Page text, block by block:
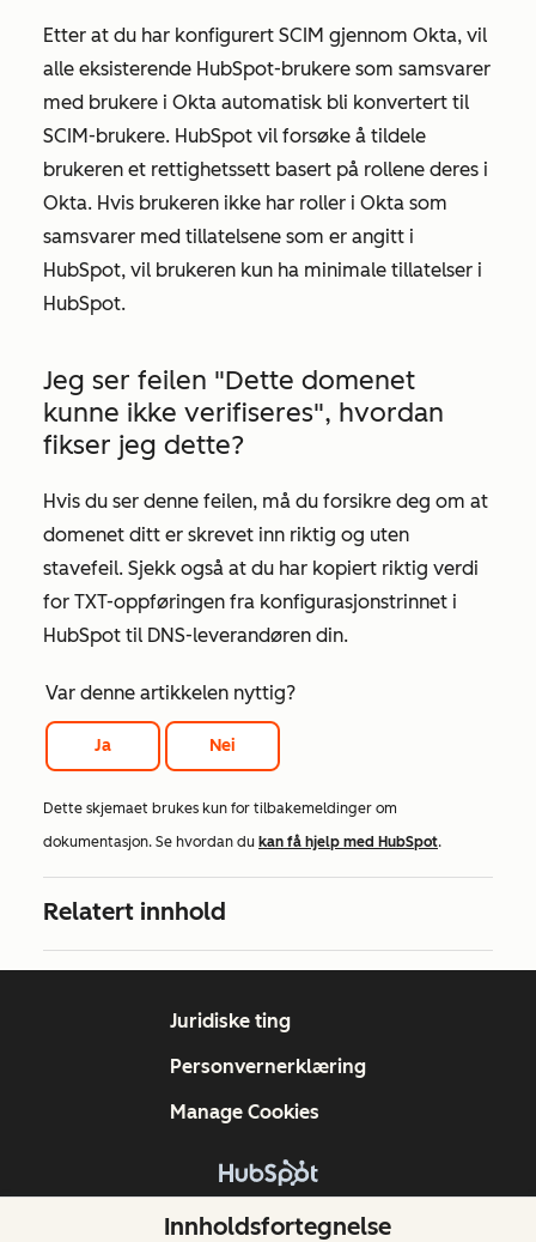
Etter at du har konfigurert SCIM gjennom Okta, vil
alle eksisterende HubSpot-brukere som samsvarer
med brukere i Okta automatisk bli konvertert til
SCIM-brukere. HubSpot vil forsøke å tildele
brukeren et rettighetssett basert på rollene deres i
Okta. Hvis brukeren ikke har roller i Okta som
samsvarer med tillatelsene som er angitt i
HubSpot, vil brukeren kun ha minimale tillatelser i
HubSpot.
Jeg ser feilen "Dette domenet
kunne ikke verifiseres", hvordan
fikser jeg dette?
Hvis du ser denne feilen, må du forsikre deg om at
domenet ditt er skrevet inn riktig og uten
stavefeil. Sjekk også at du har kopiert riktig verdi
for TXT-oppføringen fra konfigurasjonstrinnet i
HubSpot til DNS-leverandøren din.
Var denne artikkelen nyttig?
Ja Nei
Dette skjemaet brukes kun for tilbakemeldinger om
dokumentasjon. Se hvordan du kan få hjelp med HubSpot.
Relatert innhold
Innholdsfortegnelse
Copyright © 2026 HubSpot, Inc.
Juridiske ting
Personvernerklæring
Manage Cookies